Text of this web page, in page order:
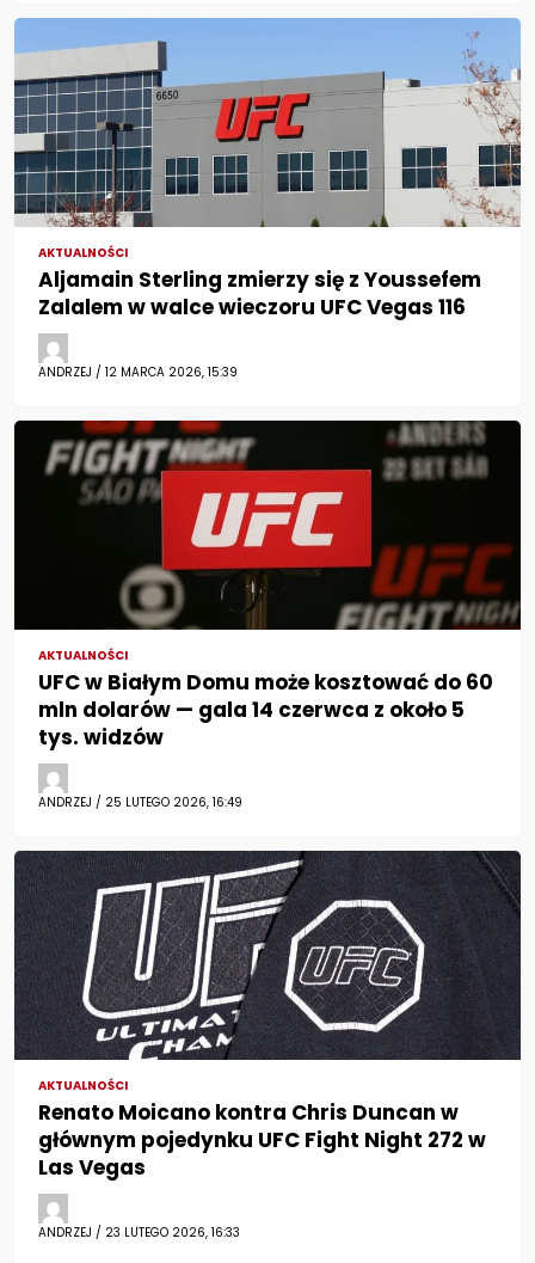
AKTUALNOŚCI
Aljamain Sterling zmierzy się z Youssefem
Zalalem w walce wieczoru UFC Vegas 116
ANDRZEJ / 12 MARCA 2026, 15:39
AKTUALNOŚCI
UFC w Białym Domu może kosztować do 60
mln dolarów — gala 14 czerwca z około 5
tys. widzów
ANDRZEJ / 25 LUTEGO 2026, 16:49
AKTUALNOŚCI
Renato Moicano kontra Chris Duncan w
głównym pojedynku UFC Fight Night 272 w
Las Vegas
ANDRZEJ / 23 LUTEGO 2026, 16:33